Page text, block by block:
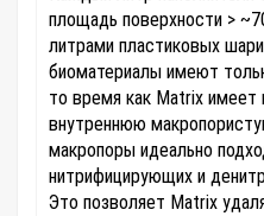
площадь поверхности >
литрами пластиковых
биоматериалы имеют
то время как Matrix
внутреннюю
макропоры идеально
нитрифицирующих и
Это позволяет Matrix